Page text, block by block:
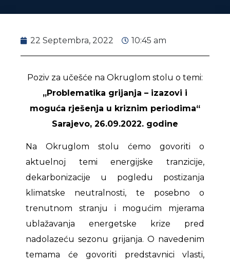
22 Septembra, 2022 10:45 am
Poziv za učešće na Okruglom stolu o temi:
„Problematika grijanja – izazovi i
moguća rješenja u kriznim periodima“
Sarajevo, 26.09.2022. godine
Na Okruglom stolu ćemo govoriti o
aktuelnoj temi energijske tranzicije,
dekarbonizacije u pogledu postizanja
klimatske neutralnosti, te posebno o
trenutnom stranju i mogućim mjerama
ublažavanja energetske krize pred
nadolazeću sezonu grijanja. O navedenim
temama će govoriti predstavnici vlasti,